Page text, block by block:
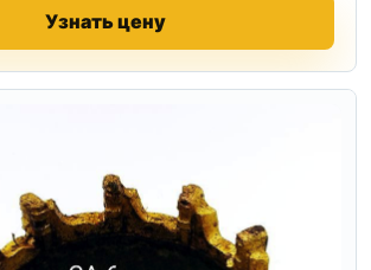
Узнать цену